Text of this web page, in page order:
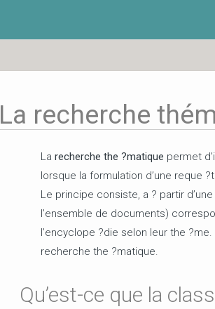
La recherche
La recherche the ?matique permet
lorsque la formulation d’une reque
Le principe consiste, a ? partir
l’ensemble de documents)
l’encyclope ?die selon leur the
recherche the ?matique.
Qu’est-ce que la